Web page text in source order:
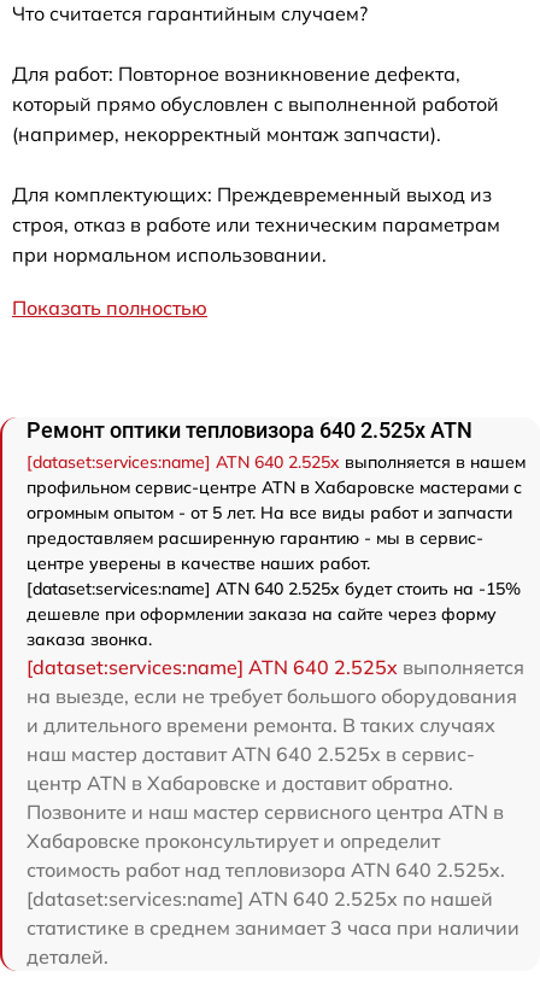
Что считается гарантийным случаем?
Для работ: Повторное возникновение дефекта,
который прямо обусловлен с выполненной работой
(например, некорректный монтаж запчасти).
Для комплектующих: Преждевременный выход из
строя, отказ в работе или техническим параметрам
при нормальном использовании.
Показать полностью
Ремонт оптики тепловизора 640 2.525x ATN
[dataset:services:name] ATN 640 2.525x выполняется в нашем
профильном сервис-центре ATN в Хабаровске мастерами с
огромным опытом - от 5 лет. На все виды работ и запчасти
предоставляем расширенную гарантию - мы в сервис-
центре уверены в качестве наших работ.
[dataset:services:name] ATN 640 2.525x будет стоить на -15%
дешевле при оформлении заказа на сайте через форму
заказа звонка.
[dataset:services:name] ATN 640 2.525x выполняется
на выезде, если не требует большого оборудования
и длительного времени ремонта. В таких случаях
наш мастер доставит ATN 640 2.525x в сервис-
центр ATN в Хабаровске и доставит обратно.
Позвоните и наш мастер сервисного центра ATN в
Хабаровске проконсультирует и определит
стоимость работ над тепловизора ATN 640 2.525x.
[dataset:services:name] ATN 640 2.525x по нашей
статистике в среднем занимает 3 часа при наличии
деталей.